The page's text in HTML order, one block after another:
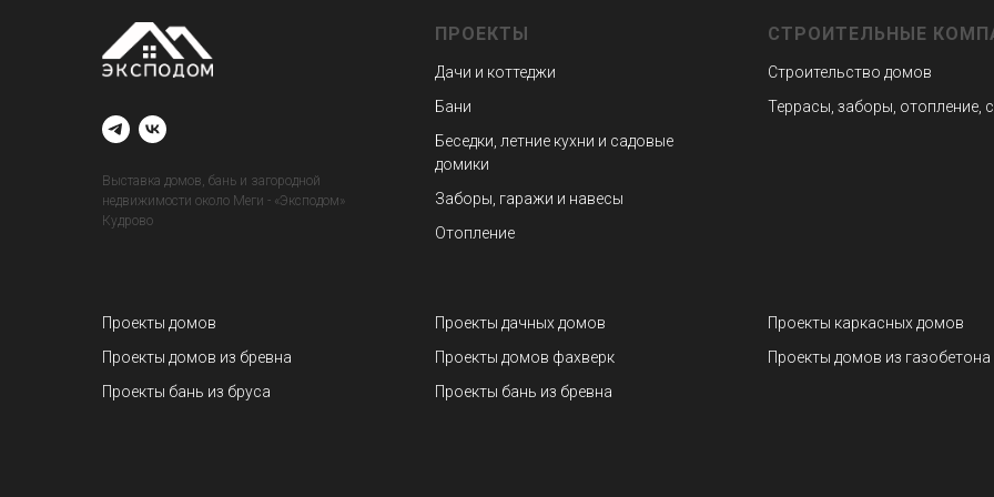
Выставка домов, бань и загородной
недвижимости около Меги - «Эксподом»
Кудрово
ПРОЕКТЫ
Дачи и коттеджи
Бани
Беседки, летние кухни и садовые
домики
Заборы, гаражи и навесы
Отопление
СТРОИТЕЛЬНЫЕ
Строительство домов
Террасы, заборы, отопление,
Проекты домов
Проекты домов из бревна
Проекты бань из бруса
Проекты дачных домов
Проекты домов фахверк
Проекты бань из бревна
Проекты каркасных домов
Проекты домов из газобетона